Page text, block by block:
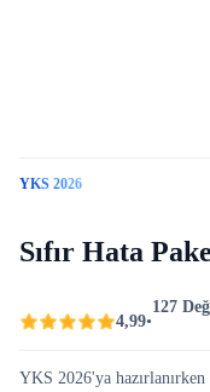
YKS 2026
Sıfır Hata
4,99•
127
YKS 2026'ya